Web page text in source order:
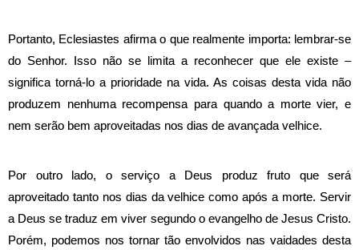
Portanto, Eclesiastes afirma o que realmente importa: lembrar-se
do Senhor. Isso não se limita a reconhecer que ele existe –
significa torná-lo a prioridade na vida. As coisas desta vida não
produzem nenhuma recompensa para quando a morte vier, e
nem serão bem aproveitadas nos dias de avançada velhice.
Por outro lado, o serviço a Deus produz fruto que será
aproveitado tanto nos dias da velhice como após a morte. Servir
a Deus se traduz em viver segundo o evangelho de Jesus Cristo.
Porém, podemos nos tornar tão envolvidos nas vaidades desta